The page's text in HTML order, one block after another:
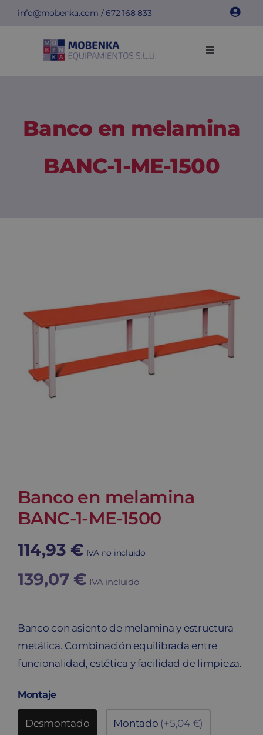
Saltar
contenido
info@mobenka.com /672 168 833
Toggle
Bancos
Instalaciones
Contacto
Banco en melamina
BANC-1-ME-1500
Banco en melamina
BANC-1-ME-1500
114,93 € IVA no incluido
139,07 € IVA incluido
Banco con asiento de melamina y estructura
metálica. Combinación equilibrada entre
funcionalidad, estética y facilidad de limpieza.
Montaje
Desmontado Montado (+5,04 €)